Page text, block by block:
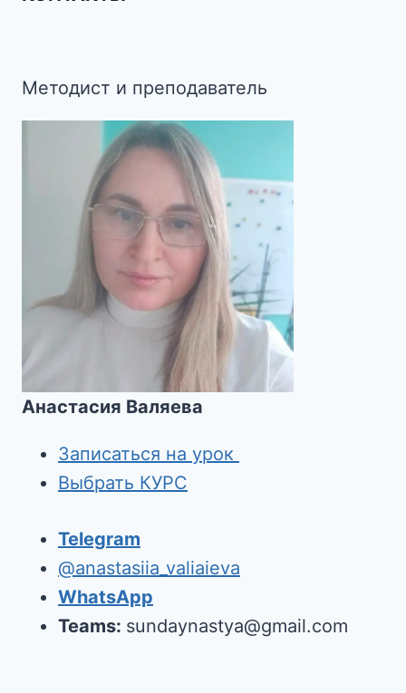
Методист и преподаватель
Анастасия Валяева
Записаться на урок
Выбрать КУРС
Telegram
@anastasiia_valiaieva
WhatsApp
Teams: sundaynastya@gmail.com